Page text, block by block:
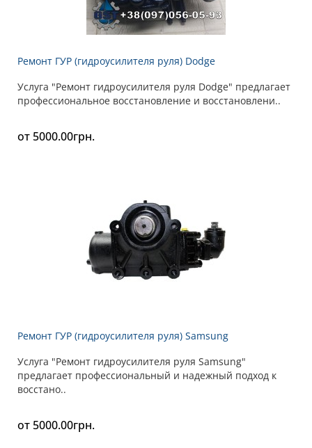
Ремонт ГУР (гидроусилителя руля) Dodge
Услуга "Ремонт гидроусилителя руля Dodge" предлагает
профессиональное восстановление и восстановлени..
от 5000.00грн.
Ремонт ГУР (гидроусилителя руля) Samsung
Услуга "Ремонт гидроусилителя руля Samsung"
предлагает профессиональный и надежный подход к
восстано..
от 5000.00грн.